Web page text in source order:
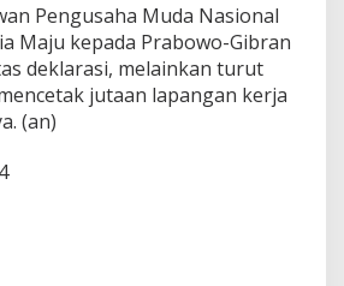
Pengusaha Muda Nasional
Maju kepada Prabowo-Gibran
deklarasi, melainkan turut
jutaan lapangan kerja
(an)